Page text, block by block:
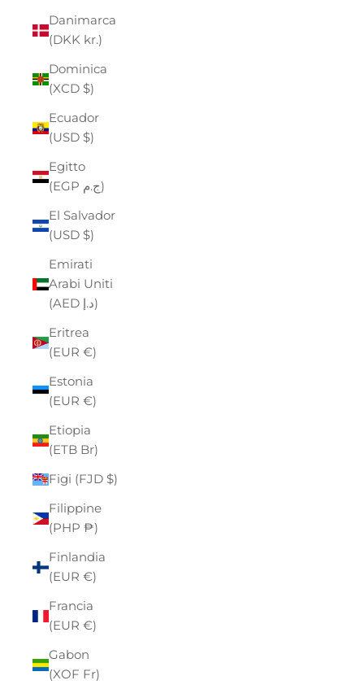
Danimarca
(DKK kr.)
Dominica
(XCD $)
Ecuador
(USD $)
Egitto
(EGP ج.م)
El Salvador
(USD $)
Emirati
Arabi Uniti
(AED د.إ)
Eritrea
(EUR €)
Estonia
(EUR €)
Etiopia
(ETB Br)
Figi (FJD $)
Filippine
(PHP ₱)
Finlandia
(EUR €)
Francia
(EUR €)
Gabon
(XOF Fr)